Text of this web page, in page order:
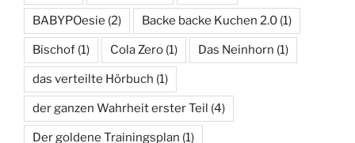
BABYPOesie (2) Backe backe Kuchen 2.0 (1)
Bischof (1) Cola Zero (1) Das Neinhorn (1)
das verteilte Hörbuch (1)
der ganzen Wahrheit erster Teil (4)
Der goldene Trainingsplan (1)